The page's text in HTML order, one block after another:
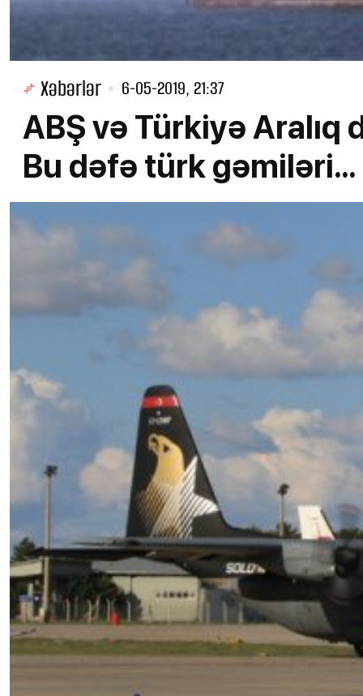
Xəbərlər 6-05-2019, 21:37
ABŞ və Türkiyə Aralıq
Bu dəfə türk gəmiləri...